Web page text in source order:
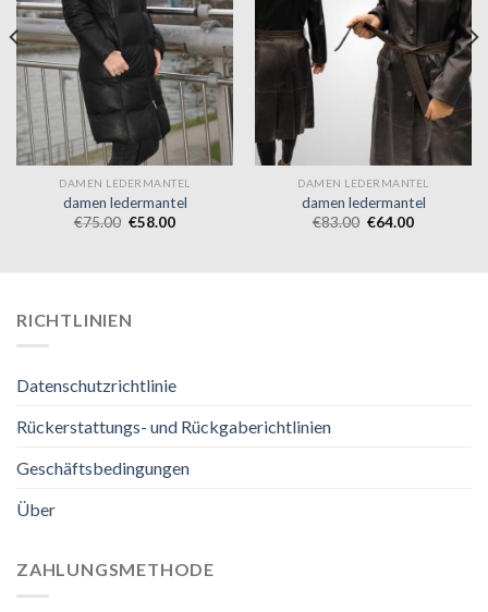
DAMEN LEDERMANTEL
damen ledermantel
€75.00 €58.00
DAMEN LEDERMANTEL
damen ledermantel
€83.00 €64.00
RICHTLINIEN
Datenschutzrichtlinie
Rückerstattungs- und Rückgaberichtlinien
Geschäftsbedingungen
Über
ZAHLUNGSMETHODE